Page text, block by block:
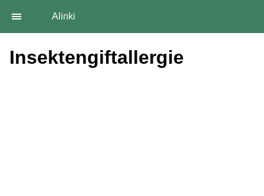
Alinki
Insektengiftallergie